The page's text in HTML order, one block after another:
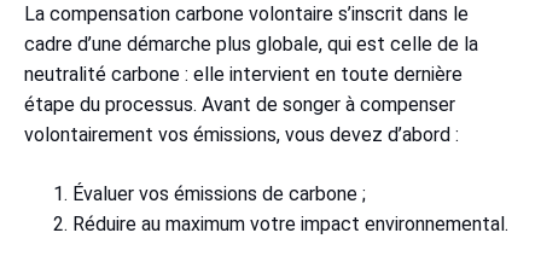
La compensation carbone volontaire s’inscrit dans le
cadre d’une démarche plus globale, qui est celle de la
neutralité carbone : elle intervient en toute dernière
étape du processus. Avant de songer à compenser
volontairement vos émissions, vous devez d’abord :
Évaluer vos émissions de carbone ;
Réduire au maximum votre impact environnemental.